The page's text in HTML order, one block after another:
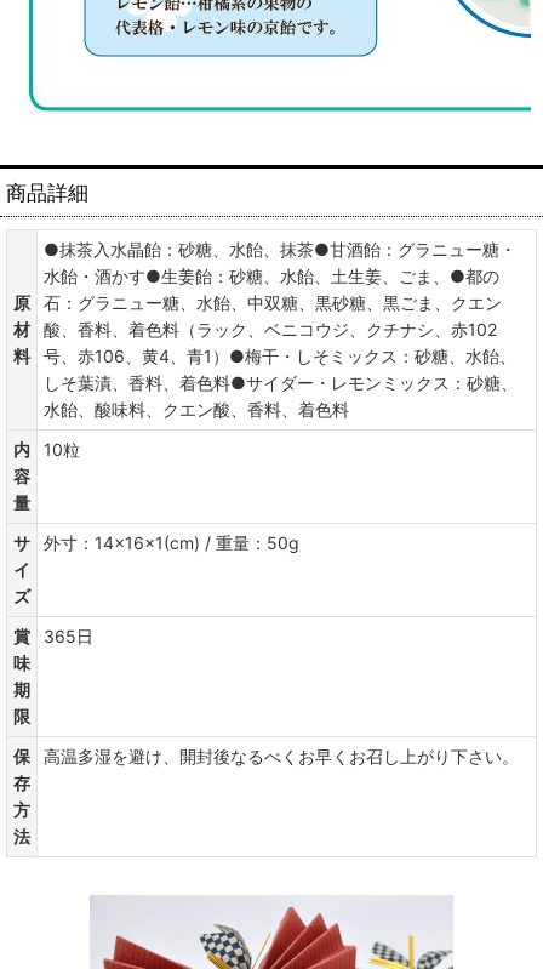
商品詳細
原
材
料
●抹茶入水晶飴：砂糖、水飴、抹茶●甘酒飴：グラニュー糖・
水飴・酒かす●生姜飴：砂糖、水飴、土生姜、ごま、●都の
石：グラニュー糖、水飴、中双糖、黒砂糖、黒ごま、クエン
酸、香料、着色料（ラック、ベニコウジ、クチナシ、赤102
号、赤106、黄4、青1）●梅干・しそミックス：砂糖、水飴、
しそ葉漬、香料、着色料●サイダー・レモンミックス：砂糖、
水飴、酸味料、クエン酸、香料、着色料
内
容
量
10粒
サ
イ
ズ
外寸：14×16×1(cm) / 重量：50g
賞
味
期
限
365日
保
存
方
法
高温多湿を避け、開封後なるべくお早くお召し上がり下さい。